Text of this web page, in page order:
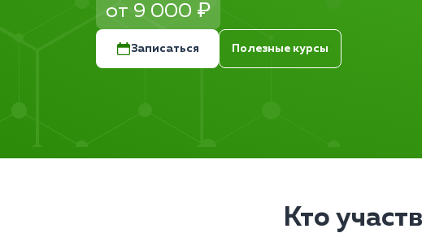
от 9 000 ₽
Записаться Полезные курсы
Кто